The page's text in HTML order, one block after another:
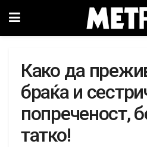
Како да
браќа и
попреченост,
татко!